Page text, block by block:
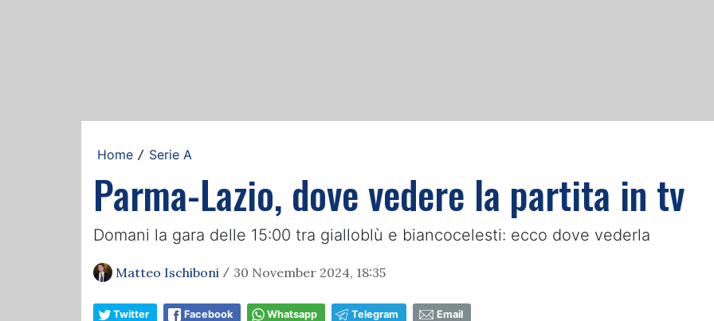
Home / Serie A
Parma-Lazio, dove vedere la partita in tv
Domani la gara delle 15:00 tra gialloblù e biancocelesti: ecco dove vederla
Matteo Ischiboni / 30 November 2024, 18:35
Twitter Facebook Whatsapp Telegram Email